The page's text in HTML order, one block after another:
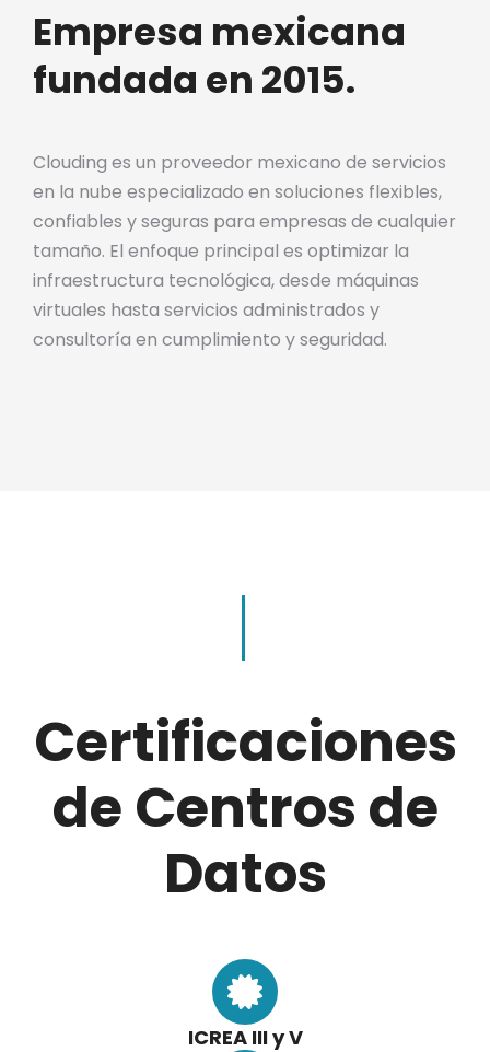
Empresa mexicana
fundada en 2015.
Clouding es un proveedor mexicano de servicios
en la nube especializado en soluciones flexibles,
confiables y seguras para empresas de cualquier
tamaño. El enfoque principal es optimizar la
infraestructura tecnológica, desde máquinas
virtuales hasta servicios administrados y
consultoría en cumplimiento y seguridad.
Certificaciones
de Centros de
Datos
ICREA III y V